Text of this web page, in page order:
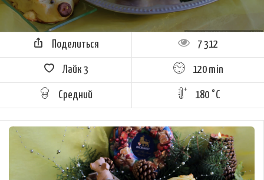
Поделиться 7 312
Лайк 3 120 min
Средний 180 °C